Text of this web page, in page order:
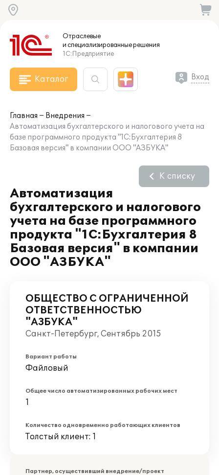
Отраслевые
и специализированныерешения
1С:Предприятие
Каталог Вход
Главная
Внедрения
Автоматизация бухгалтерского и налогового учета на
базе программного продукта "1С:Бухгалтерия 8
Базовая версия" в компании ООО "АЗБУКА"
Автоматизация
бухгалтерского и налогового
учета на базе программного
продукта "1С:Бухгалтерия 8
Базовая версия" в компании
ООО "АЗБУКА"
К списку
ОБЩЕСТВО С ОГРАНИЧЕННОЙ
ОТВЕТСТВЕННОСТЬЮ
"АЗБУКА"
Санкт-Петербург, Сентябрь 2015
Вариант работы
Файловый
Общее число автоматизированных рабочих мест
1
Количество одновременно работающих клиентов
Толстый клиент: 1
Партнер, осуществивший внедрение/проект